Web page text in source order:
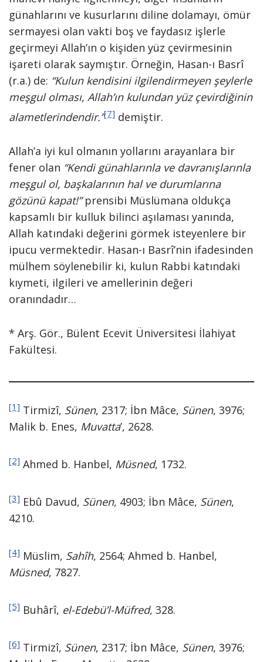
günahlarını ve kusurlarını diline dolamayı, ömür
sermayesi olan vakti boş ve faydasız işlerle
geçirmeyi Allah’ın o kişiden yüz çevirmesinin
işareti olarak saymıştır. Örneğin, Hasan-ı Basrî
(r.a.) de: “Kulun kendisini ilgilendirmeyen şeylerle
meşgul olması, Allah’ın kulundan yüz çevirdiğinin
alametlerindendir.”[7] demiştir.
Allah’a iyi kul olmanın yollarını arayanlara bir
fener olan “Kendi günahlarınla ve davranışlarınla
meşgul ol, başkalarının hal ve durumlarına
gözünü kapat!”prensibi Müslümana oldukça
kapsamlı bir kulluk bilinci aşılaması yanında,
Allah katındaki değerini görmek isteyenlere bir
ipucu vermektedir. Hasan-ı Basrî’nin ifadesinden
mülhem söylenebilir ki, kulun Rabbi katındaki
kıymeti, ilgileri ve amellerinin değeri
oranındadır…
* Arş. Gör., Bülent Ecevit Üniversitesi İlahiyat
Fakültesi.
[1] Tirmizî, Sünen, 2317; İbn Mâce, Sünen, 3976;
Malik b. Enes, Muvatta’, 2628.
[2] Ahmed b. Hanbel, Müsned, 1732.
[3] Ebû Davud, Sünen, 4903; İbn Mâce, Sünen,
4210.
[4] Müslim, Sahîh, 2564; Ahmed b. Hanbel,
Müsned, 7827.
[5] Buhârî, el-Edebü’l-Müfred, 328.
[6] Tirmizî, Sünen, 2317; İbn Mâce, Sünen, 3976;